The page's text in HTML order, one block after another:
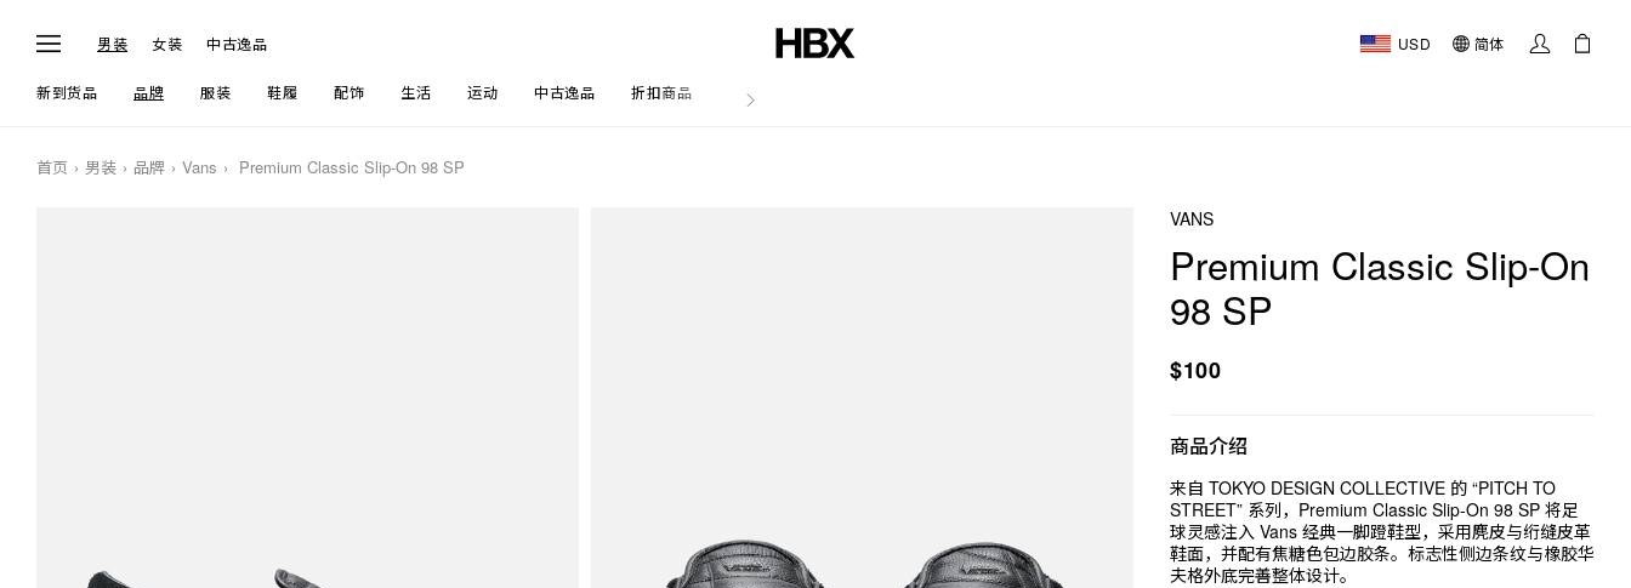
男装 女装 中古逸品 USD 简体
新到货品 品牌 服装 鞋履 配饰 生活 运动 中古逸品 折扣商品 文章
首页 男装 品牌 Vans Premium Classic Slip-On 98 SP
VANS
Premium Classic Slip-On
98 SP
$100
商品介绍
来自 TOKYO DESIGN COLLECTIVE 的 “PITCH TO
STREET” 系列，Premium Classic Slip-On 98 SP 将足
球灵感注入 Vans 经典一脚蹬鞋型，采用麂皮与绗缝皮革
鞋面，并配有焦糖色包边胶条。标志性侧边条纹与橡胶华
夫格外底完善整体设计。